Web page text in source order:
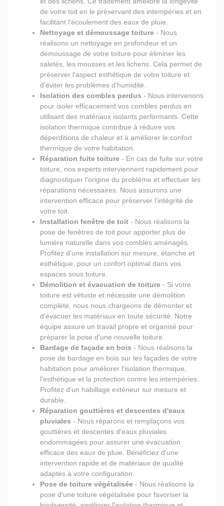
de votre toit en le préservant des intempéries et en
facilitant l'écoulement des eaux de pluie.
Nettoyage et démoussage toiture - Nous
réalisons un nettoyage en profondeur et un
démoussage de votre toiture pour éliminer les
saletés, les mousses et les lichens. Cela permet de
préserver l'aspect esthétique de votre toiture et
d'éviter les problèmes d'humidité.
Isolation des combles perdus - Nous intervenons
pour isoler efficacement vos combles perdus en
utilisant des matériaux isolants performants. Cette
isolation thermique contribue à réduire vos
déperditions de chaleur et à améliorer le confort
thermique de votre habitation.
Réparation fuite toiture - En cas de fuite sur votre
toiture, nos experts interviennent rapidement pour
diagnostiquer l'origine du problème et effectuer les
réparations nécessaires. Nous assurons une
intervention efficace pour préserver l'intégrité de
votre toit.
Installation fenêtre de toit - Nous réalisons la
pose de fenêtres de toit pour apporter plus de
lumière naturelle dans vos combles aménagés.
Profitez d'une installation sur mesure, étanche et
esthétique, pour un confort optimal dans vos
espaces sous toiture.
Démolition et évacuation de toiture - Si votre
toiture est vétuste et nécessite une démolition
complète, nous nous chargeons de démonter et
d'évacuer les matériaux en toute sécurité. Notre
équipe assure un travail propre et organisé pour
préparer la pose d'une nouvelle toiture.
Bardage de façade en bois - Nous réalisons la
pose de bardage en bois sur les façades de votre
habitation pour améliorer l'isolation thermique,
l'esthétique et la protection contre les intempéries.
Profitez d'un habillage extérieur sur mesure et
durable.
Réparation gouttières et descentes d'eaux
pluviales - Nous réparons et remplaçons vos
gouttières et descentes d'eaux pluviales
endommagées pour assurer une évacuation
efficace des eaux de pluie. Bénéficiez d'une
intervention rapide et de matériaux de qualité
adaptés à votre configuration.
Pose de toiture végétalisée - Nous réalisons la
pose d'une toiture végétalisée pour favoriser la